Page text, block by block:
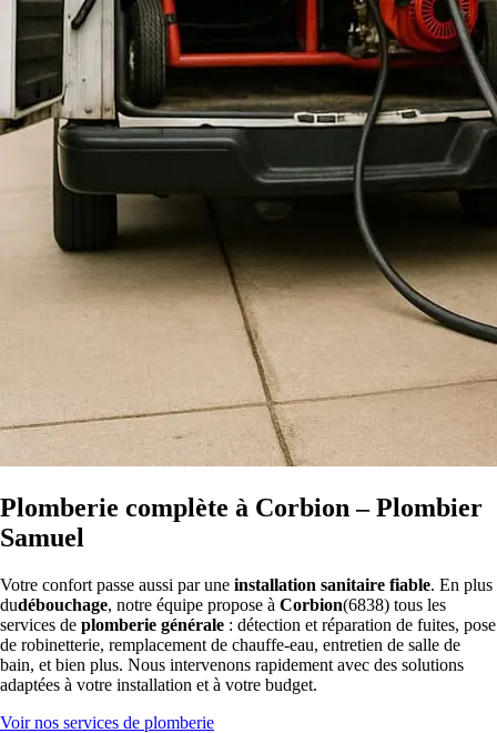
Plomberie complète à Corbion – Plombier
Samuel
Votre confort passe aussi par une installation sanitaire fiable. En plus
dudébouchage, notre équipe propose à Corbion(6838) tous les
services de plomberie générale : détection et réparation de fuites, pose
de robinetterie, remplacement de chauffe-eau, entretien de salle de
bain, et bien plus. Nous intervenons rapidement avec des solutions
adaptées à votre installation et à votre budget.
Voir nos services de plomberie